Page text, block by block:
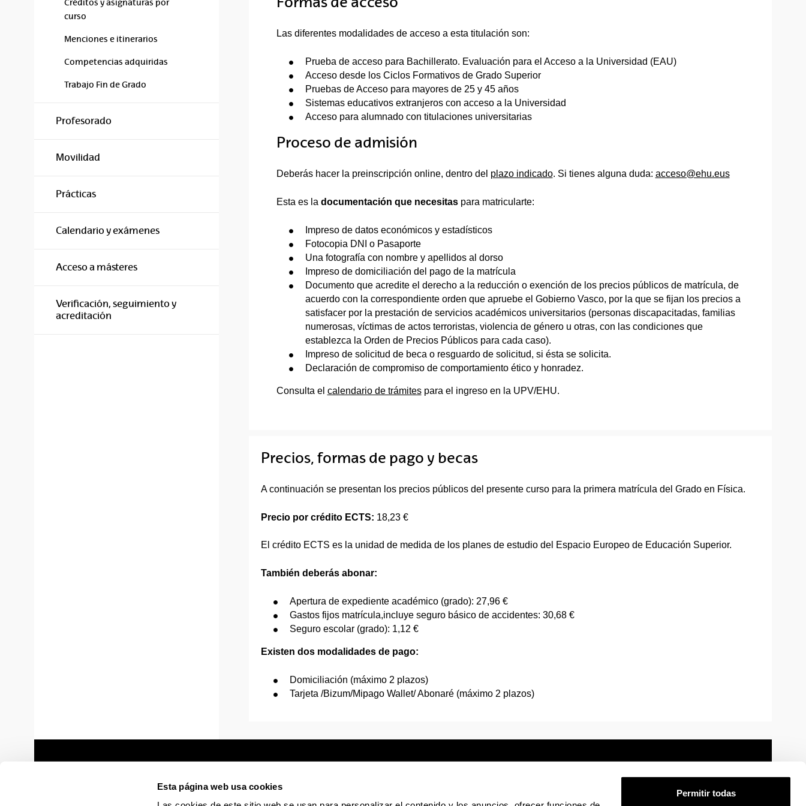
Esta página web usa cookies
Permitir todas
Créditos y asignaturas por
curso
Menciones e itinerarios
Competencias adquiridas
Trabajo Fin de Grado
Profesorado
Movilidad
Prácticas
Calendario y exámenes
Acceso a másteres
Verificación, seguimiento y
acreditación
Las diferentes modalidades de acceso a esta titulación son:
Prueba de acceso para Bachillerato. Evaluación para el Acceso a la Universidad (EAU)
Acceso desde los Ciclos Formativos de Grado Superior
Pruebas de Acceso para mayores de 25 y 45 años
Sistemas educativos extranjeros con acceso a la Universidad
Acceso para alumnado con titulaciones universitarias
Proceso de admisión
Deberás hacer la preinscripción online, dentro del plazo indicado. Si tienes alguna duda: acceso@ehu.eus
Esta es la documentación que necesitaspara matricularte:
Impreso de datos económicos y estadísticos
Fotocopia DNI o Pasaporte
Una fotografía con nombre y apellidos al dorso
Impreso de domiciliación del pago de la matrícula
Documento que acredite el derecho a la reducción o exención de los precios públicos de matrícula, de
acuerdo con la correspondiente orden que apruebe el Gobierno Vasco, por la que se fijan los precios a
satisfacer por la prestación de servicios académicos universitarios (personas discapacitadas, familias
numerosas, víctimas de actos terroristas, violencia de género u otras, con las condiciones que
establezca la Orden de Precios Públicos para cada caso).
Impreso de solicitud de beca o resguardo de solicitud, si ésta se solicita.
Declaración de compromiso de comportamiento ético y honradez.
Consulta el calendario de trámitespara el ingreso en la UPV/EHU.
Precios, formas de pago y becas
A continuación se presentan los precios públicos del presente curso para la primera matrícula del Grado en Física.
Precio por crédito ECTS: 18,23 €
El crédito ECTS es la unidad de medida de los planes de estudio del Espacio Europeo de Educación Superior.
También deberás abonar:
Apertura de expediente académico (grado): 27,96 €
Gastos fijos matrícula,incluye seguro básico de accidentes: 30,68 €
Seguro escolar (grado): 1,12 €
Existen dos modalidades de pago:
Domiciliación (máximo 2 plazos)
Tarjeta /Bizum/Mipago Wallet/ Abonaré (máximo 2 plazos)